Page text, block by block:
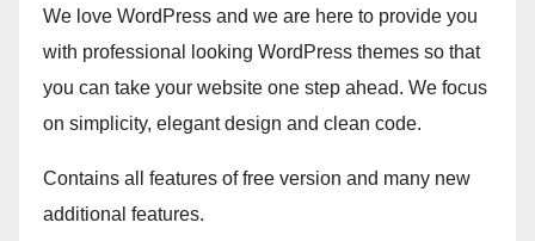
We love WordPress and we are here to provide you
with professional looking WordPress themes so that
you can take your website one step ahead. We focus
on simplicity, elegant design and clean code.
Contains all features of free version and many new
additional features.